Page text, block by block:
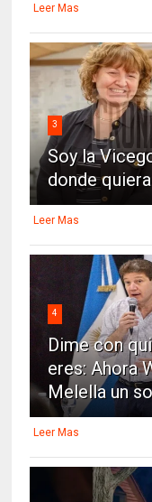
Leer Mas
3
Soy la
donde
Leer Mas
4
Dime con
eres: Ahora
Melella un
Leer Mas